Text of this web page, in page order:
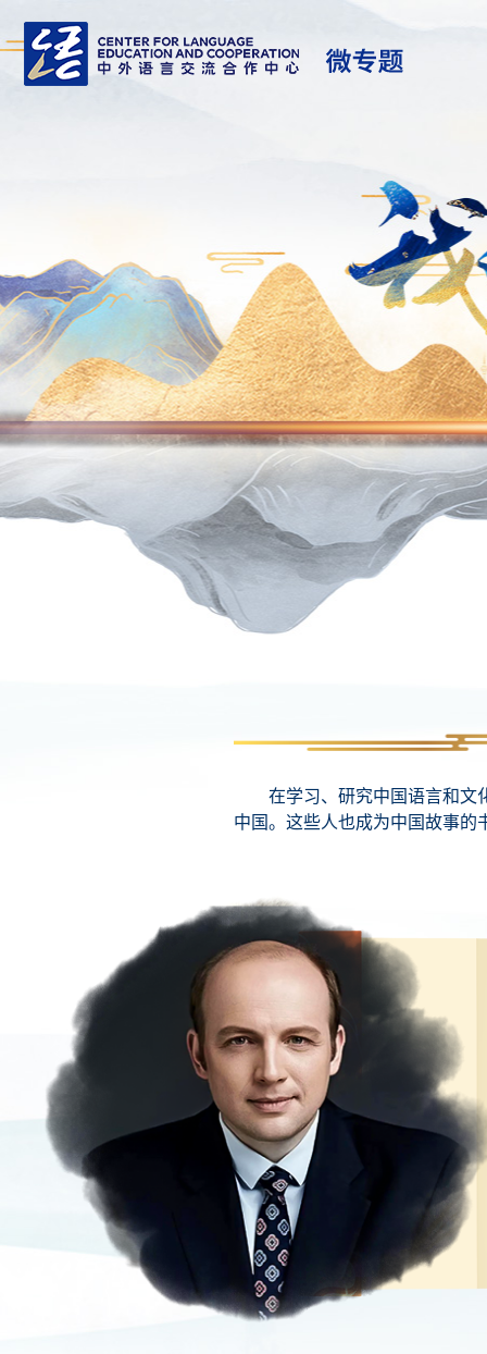
在学习、研究中国语言和文化
中国。这些人也成为中国故事的